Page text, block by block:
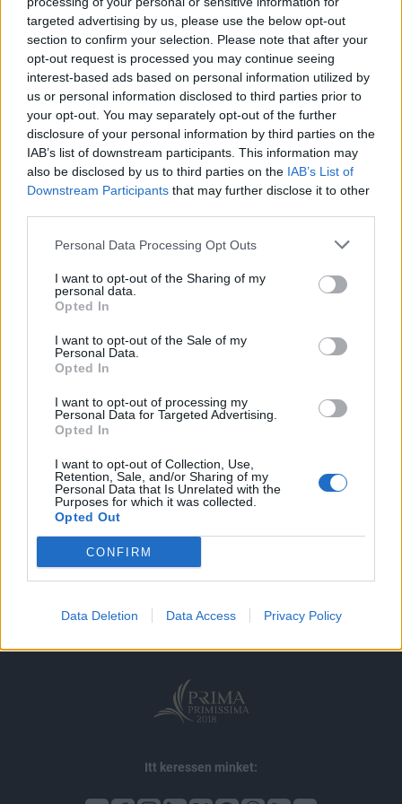
targeted advertising by us, please use the below opt-out
section to confirm your selection. Please note that after your
opt-out request is processed you may continue seeing
interest-based ads based on personal information utilized by
us or personal information disclosed to third parties prior to
your opt-out. You may separately opt-out of the further
disclosure of your personal information by third parties on the
IAB’s list of downstream participants. This information may
also be disclosed by us to third parties on the IAB’s List of
Downstream Participants that may further disclose it to other
Personal Data Processing Opt Outs
I want to opt-out of the Sharing of my
personal data.
Opted In
I want to opt-out of the Sale of my
Personal Data.
Opted In
I want to opt-out of processing my
Personal Data for Targeted Advertising.
Opted In
I want to opt-out of Collection, Use,
Retention, Sale, and/or Sharing of my
Personal Data that Is Unrelated with the
Purposes for which it was collected.
Opted Out
CONFIRM
Data Deletion Data Access Privacy Policy
estig égnek a lámpák az irodákban. Persze az ilyen
kimutatásoknál mindig ott motoszkál a kétely, hogy vajon
nem azt mutatja-e inkább, hogy mennyire divat lejelenteni...
KEDVES OLVASÓNK!
A keresett cikk a portfolio.hu hírarchívumához
tartozik, melynek olvasása előfizetéses
regisztrációhoz kötött.
Portfolio.hu teljes cikkarchívum
Kötéslisták: BÉT elmúlt 2 év napon belüli
kötéslistái
Előfizetés
MÁR ELŐFIZETŐNK VAGY?BEJELENTKEZÉS
impresszum
jogi nyilatkozat
süti beállítások
adatvédelem
szerzői jogok médiaajánlat
karrier
Itt keressen minket: